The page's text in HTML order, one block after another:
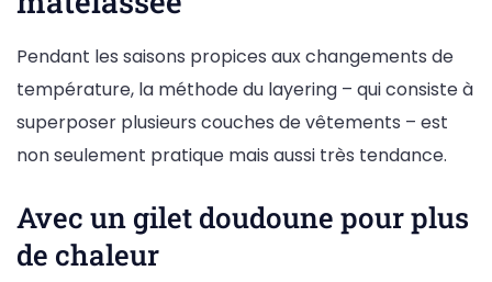
Pendant les saisons propices aux changements de
température, la méthode du layering – qui consiste à
superposer plusieurs couches de vêtements – est
non seulement pratique mais aussi très tendance.
Avec un gilet doudoune pour plus
de chaleur